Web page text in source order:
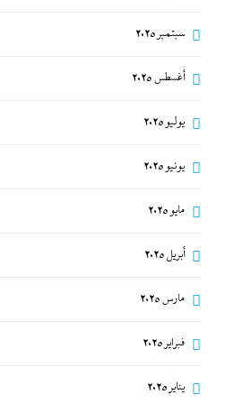
سبتمبر 2025
أغسطس 2025
يوليو 2025
يونيو 2025
مايو 2025
أبريل 2025
مارس 2025
فبراير 2025
يناير 2025